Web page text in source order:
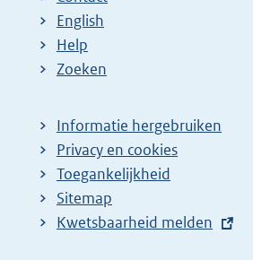
English
Help
Zoeken
Informatie hergebruiken
Privacy en cookies
Toegankelijkheid
Sitemap
E
Kwetsbaarheid melden